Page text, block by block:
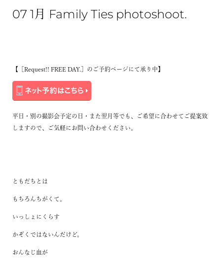
07 1月 Family Ties photoshoot.
【［Request!! FREE DAY. ］のご予約ページにて承り中】
平日・別の撮影会予定の日・また翌月等でも、ご希望に合わせてご提案致
しますので、ご気軽にお問い合わせください。
ともだちとは
もちろんちがくて。
いっしょにくらす
かぞくではないんだけど。
おんなじ血が